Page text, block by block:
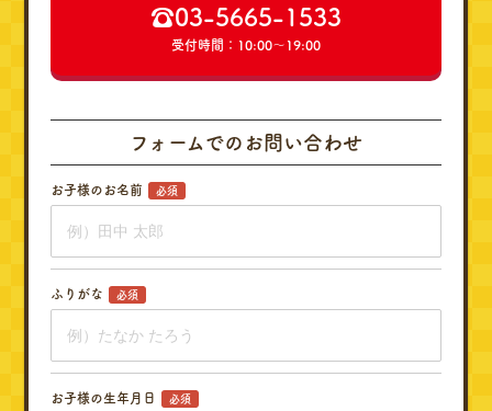
☎︎03-5665-1533
受付時間：10:00～19:00
フォームでのお問い合わせ
お子様のお名前 必須
ふりがな 必須
お子様の生年月日 必須